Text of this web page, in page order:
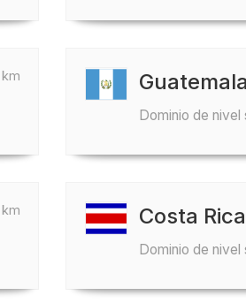
Guatemala
Dominio de
Costa Rica
Dominio de